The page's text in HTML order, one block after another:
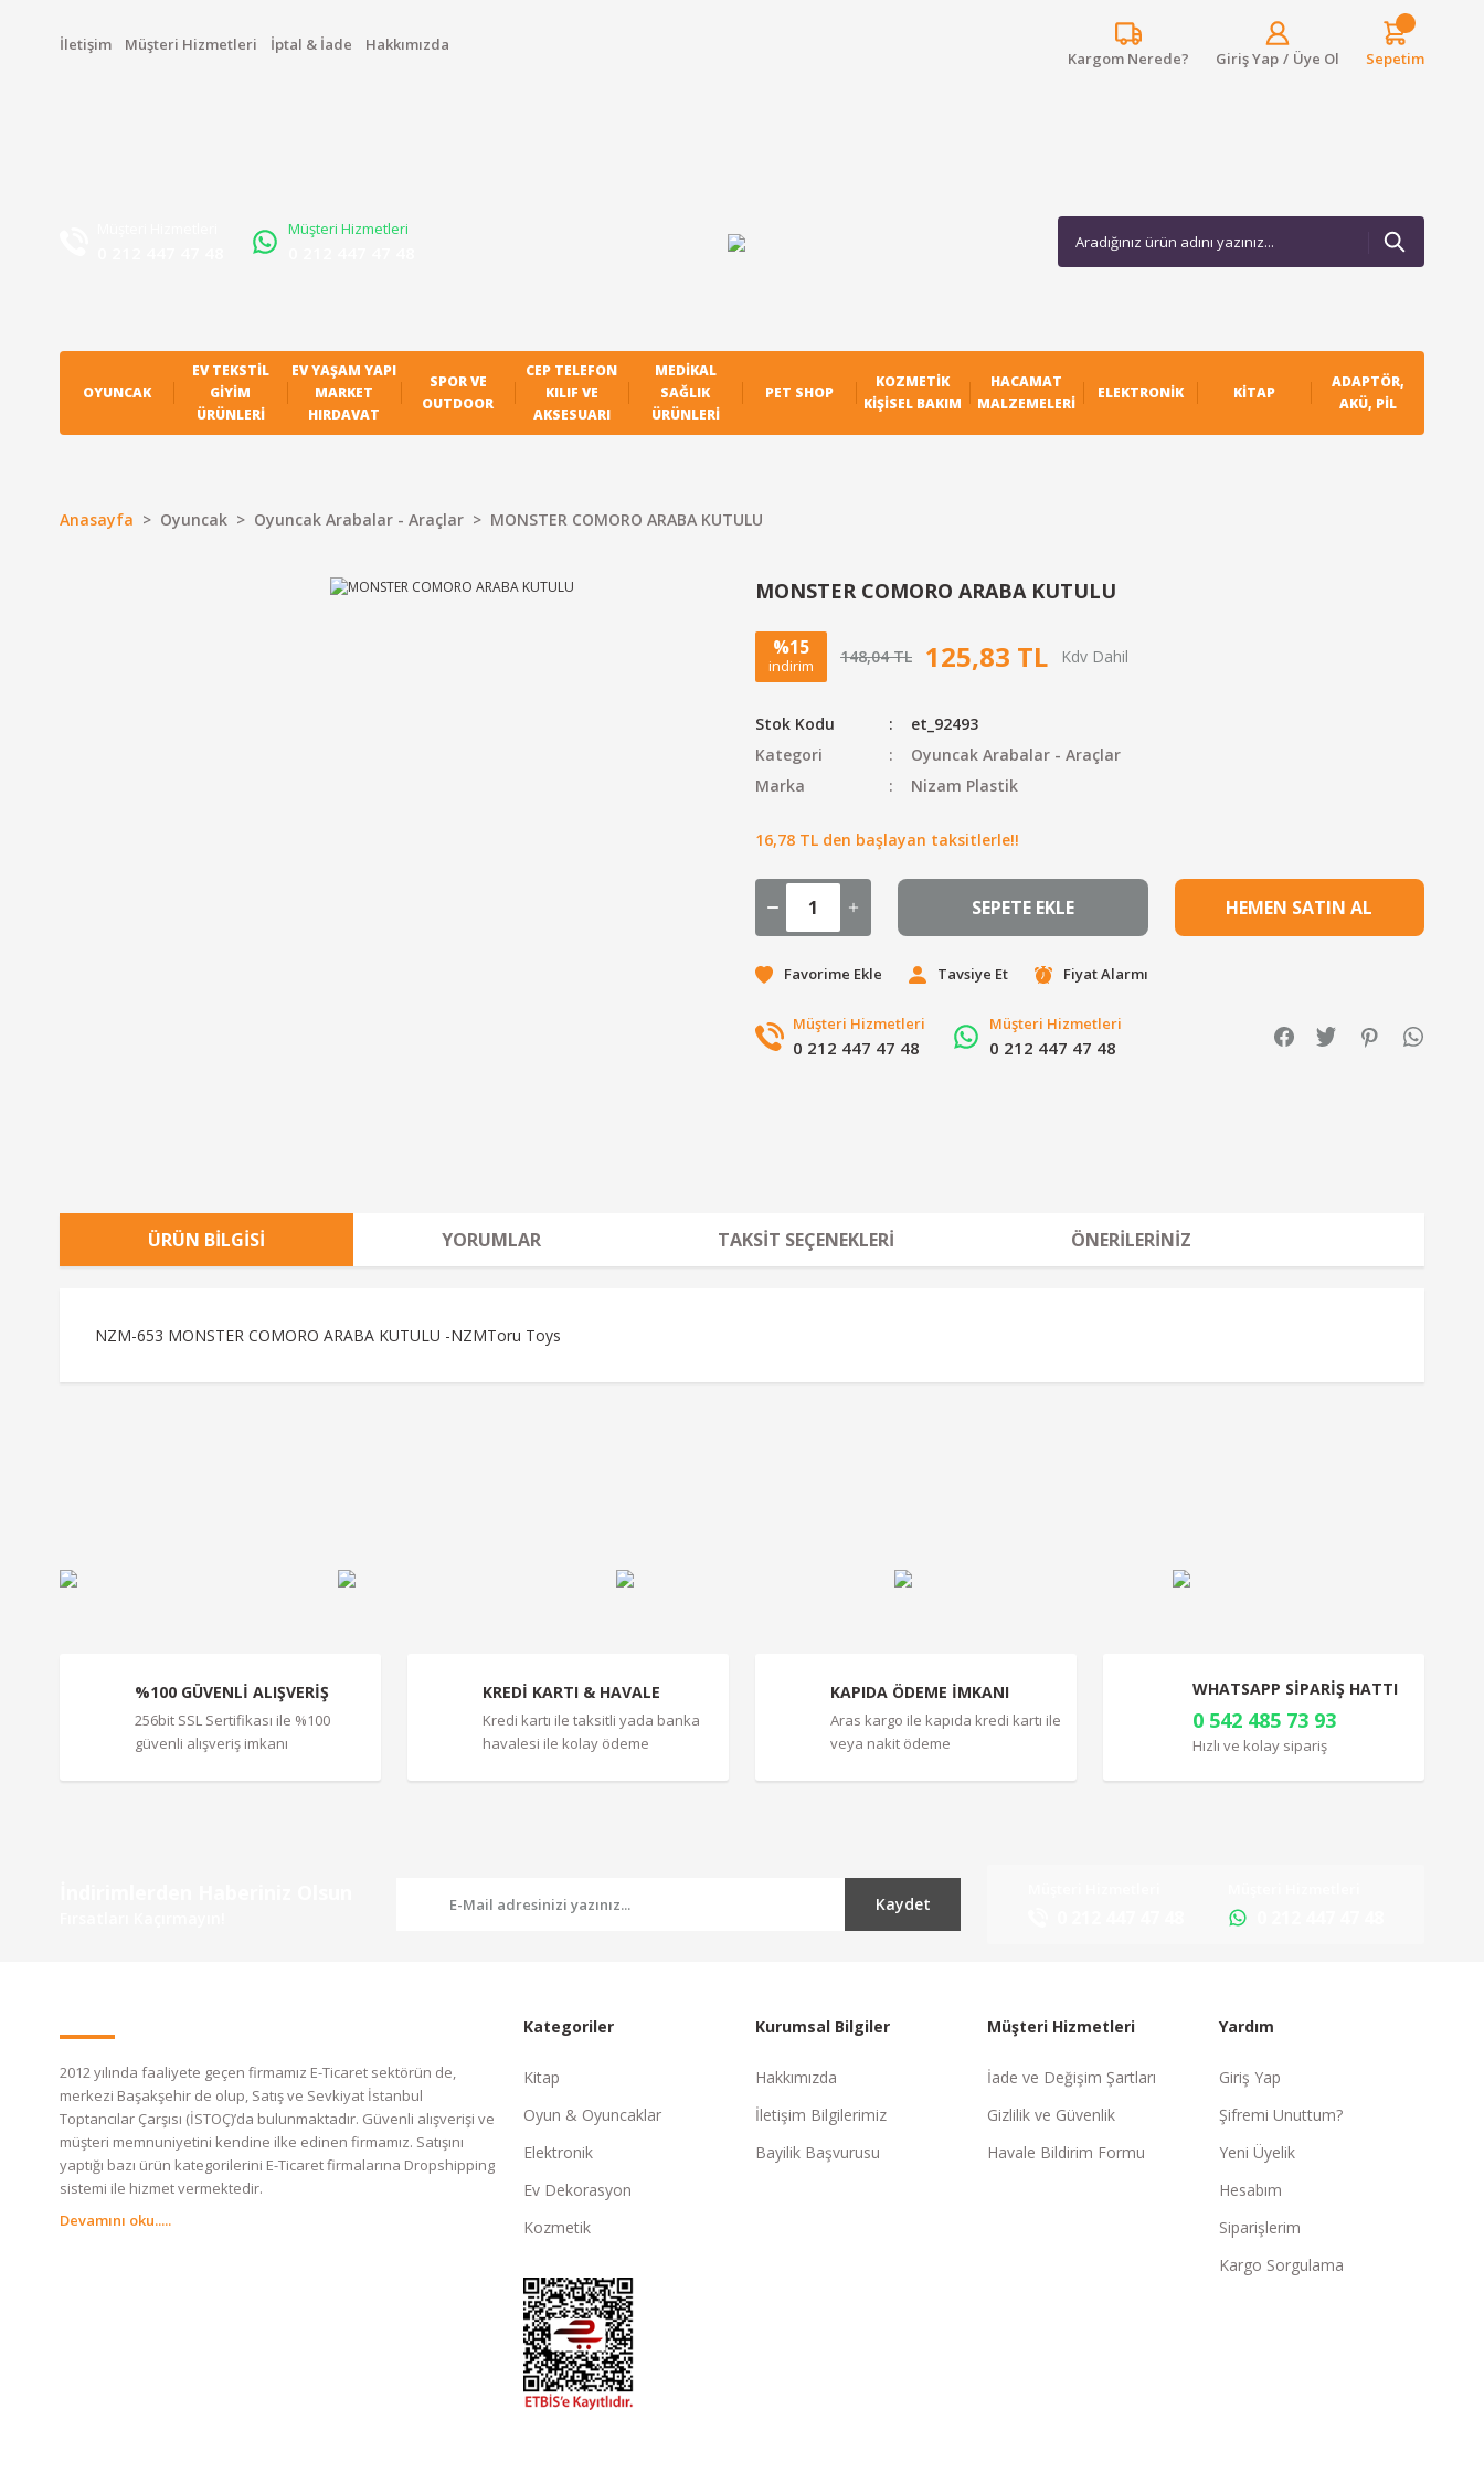
İletişim Müşteri Hizmetleri İptal & İade Hakkımızda
Kargom Nerede? Giriş Yap / Üye Ol Sepetim
Müşteri Hizmetleri
OYUNCAK
EV TEKSTIL
GIYIM
ÜRÜNLERI
EV YAŞAM YAPI
MARKET
HIRDAVAT
SPOR VE
OUTDOOR
CEP TELEFON
KILIF VE
AKSESUARI
MEDIKAL
SAĞLIK
ÜRÜNLERI
PET SHOP
KOZMETIK
KIŞISEL BAKIM
HACAMAT
MALZEMELERI
ELEKTRONIK KITAP
ADAPTÖR,
AKÜ, PIL
Anasayfa Oyuncak Oyuncak Arabalar - Araçlar MONSTER COMORO ARABA KUTULU
MONSTER COMORO ARABA KUTULU
%15
indirim 148,04 TL 125,83 TL
Stok Kodu
et_92493
Kategori
Oyuncak Arabalar - Araçlar
Marka
Nizam Plastik
16,78 TL den başlayan taksitlerle!!
SEPETE EKLE HEMEN SATIN AL
Tavsiye Et Fiyat Alarmı
Müşteri Hizmetleri
0 212 447 47 48
Müşteri Hizmetleri
0 212 447 47 48
ÜRÜN BILGISI YORUMLAR TAKSIT SEÇENEKLERI ÖNERILERINIZ
NZM-653 MONSTER COMORO ARABA KUTULU -NZMToru Toys
Ürün bilgilerinde hatalar bulunuyor.
Gönder
%100 GÜVENLİ ALIŞVERİŞ
256bit SSL Sertifikası ile %100
güvenli alışveriş imkanı
KREDİ KARTI & HAVALE
Kredi kartı ile taksitli yada banka
havalesi ile kolay ödeme
KAPIDA ÖDEME İMKANI
Aras kargo ile kapıda kredi kartı ile
veya nakit ödeme
WHATSAPP SİPARİŞ HATTI
0 542 485 73 93
Hızlı ve kolay sipariş
Kaydet
2012 yılında faaliyete geçen firmamız E-Ticaret sektörün de,
merkezi Başakşehir de olup, Satış ve Sevkiyat İstanbul
Toptancılar Çarşısı (İSTOÇ)’da bulunmaktadır. Güvenli alışverişi ve
müşteri memnuniyetini kendine ilke edinen firmamız. Satışını
yaptığı bazı ürün kategorilerini E-Ticaret firmalarına Dropshipping
sistemi ile hizmet vermektedir.
Devamını oku.....
Kategoriler
Kitap
Oyun & Oyuncaklar
Elektronik
Ev Dekorasyon
Kozmetik
Kurumsal Bilgiler
Hakkımızda
İletişim Bilgilerimiz
Bayilik Başvurusu
Müşteri Hizmetleri
İade ve Değişim Şartları
Gizlilik ve Güvenlik
Havale Bildirim Formu
Yardım
Giriş Yap
Şifremi Unuttum?
Yeni Üyelik
Hesabım
Siparişlerim
Kargo Sorgulama